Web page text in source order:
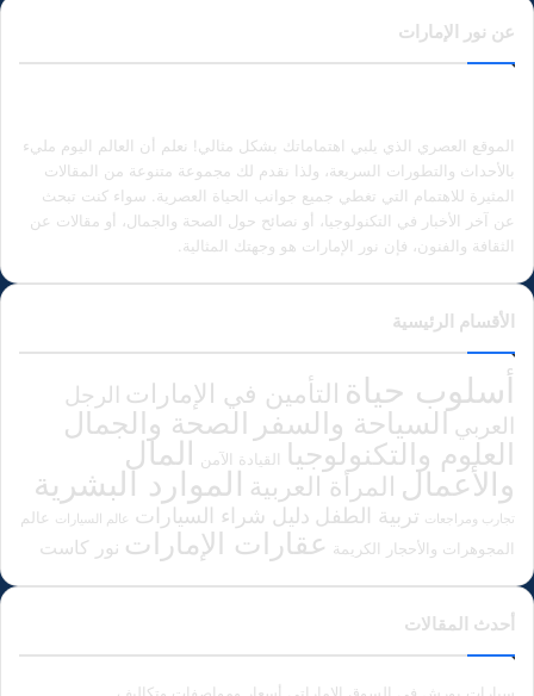
عن نور الإمارات
الموقع العصري الذي يلبي اهتماماتك بشكل مثالي! نعلم أن العالم اليوم مليء
بالأحداث والتطورات السريعة، ولذا نقدم لك مجموعة متنوعة من المقالات
المثيرة للاهتمام التي تغطي جميع جوانب الحياة العصرية. سواء كنت تبحث
عن آخر الأخبار في التكنولوجيا، أو نصائح حول الصحة والجمال، أو مقالات عن
الثقافة والفنون، فإن نور الإمارات هو وجهتك المثالية.
الأقسام الرئيسية
أسلوب حياة التأمين في الإمارات
الرجل
العربي السياحة والسفر الصحة والجمال
العلوم والتكنولوجيا
القيادة الآمن المال
والأعمال المرأة العربية الموارد البشرية
تجارب ومراجعات تربية الطفل دليل شراء السيارات عالم السيارات عالم
المجوهرات والأحجار الكريمة عقارات الإمارات نور كاست
أحدث المقالات